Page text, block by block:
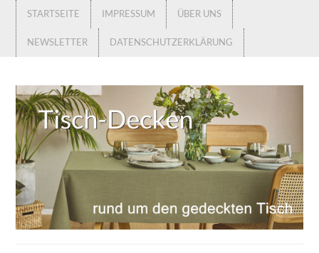
STARTSEITE IMPRESSUM ÜBER UNS
NEWSLETTER DATENSCHUTZERKLÄRUNG